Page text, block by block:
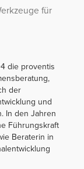
für
die proventis
der
und
In den Jahren
Führungskraft
Beraterin in